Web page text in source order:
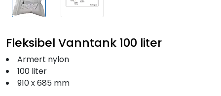
Fleksibel Vanntank 100 liter
Armert nylon
100 liter
910 x 685 mm